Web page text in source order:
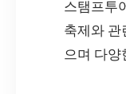
스탬프투
축제와 관
으며 다양